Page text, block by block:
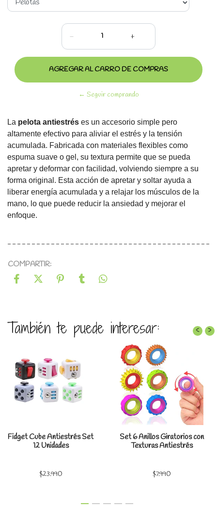
- +
← Seguir comprando
La pelota antiestrés es un accesorio simple pero
altamente efectivo para aliviar el estrés y la tensión
acumulada. Fabricada con materiales flexibles como
espuma suave o gel, su textura permite que se pueda
apretar y deformar con facilidad, volviendo siempre a su
forma original. Esta acción de apretar y soltar ayuda a
liberar energía acumulada y a relajar los músculos de la
mano, lo que puede reducir la ansiedad y mejorar el
enfoque.
COMPARTIR:
También te puede interesar:
Fidget Cube Antiestrés Set
12 Unidades
$23.990
Set 6 Anillos Giratorios con
Texturas Antiestrés
$7.990
‹ ›